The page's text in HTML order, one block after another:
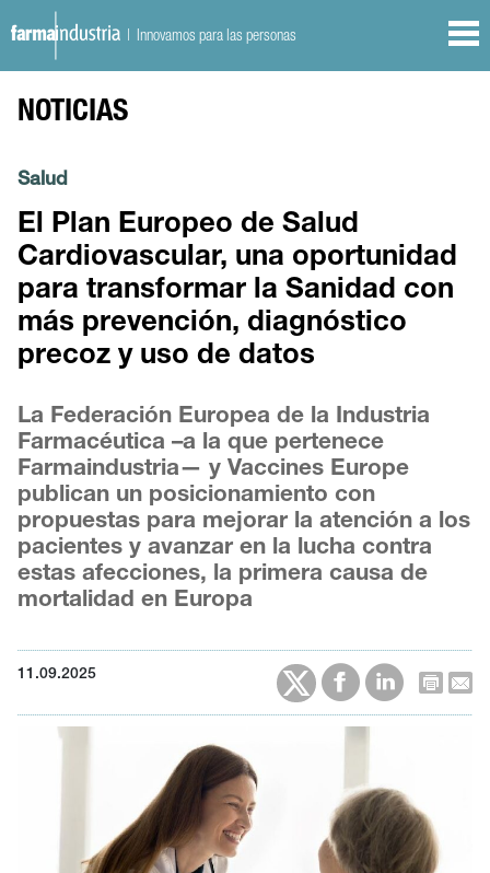
| Innovamos para las personas
NOTICIAS
Salud
El Plan Europeo de Salud
Cardiovascular, una oportunidad
para transformar la Sanidad con
más prevención, diagnóstico
precoz y uso de datos
La Federación Europea de la Industria
Farmacéutica –a la que pertenece
Farmaindustria— y Vaccines Europe
publican un posicionamiento con
propuestas para mejorar la atención a los
pacientes y avanzar en la lucha contra
estas afecciones, la primera causa de
mortalidad en Europa
11.09.2025